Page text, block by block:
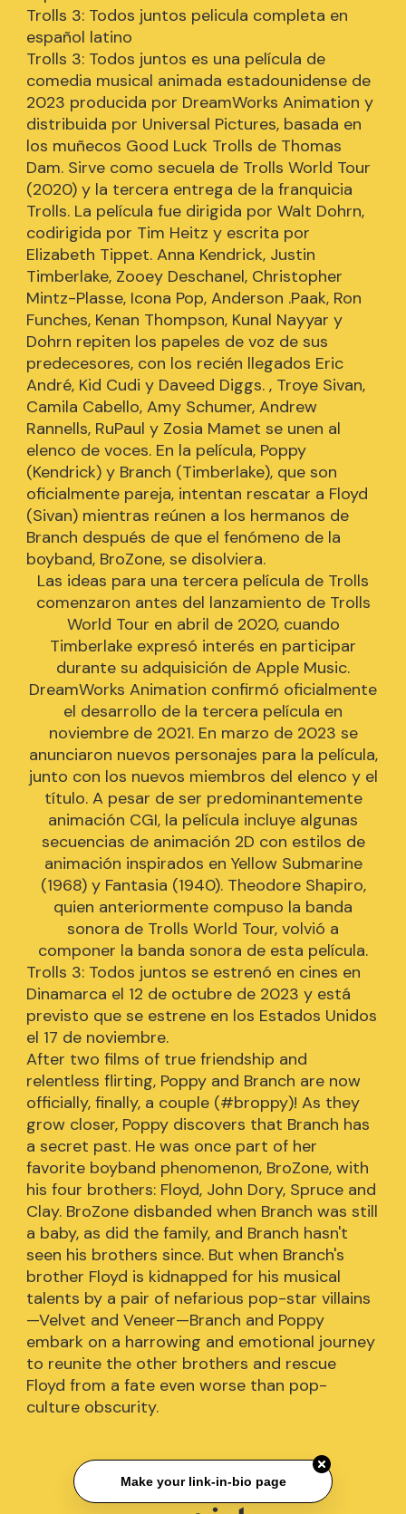
Trolls 3: Todos juntos pelicula completa en
español latino
Trolls 3: Todos juntos es una película de
comedia musical animada estadounidense de
2023 producida por DreamWorks Animation y
distribuida por Universal Pictures, basada en
los muñecos Good Luck Trolls de Thomas
Dam. Sirve como secuela de Trolls World Tour
(2020) y la tercera entrega de la franquicia
Trolls. La película fue dirigida por Walt Dohrn,
codirigida por Tim Heitz y escrita por
Elizabeth Tippet. Anna Kendrick, Justin
Timberlake, Zooey Deschanel, Christopher
Mintz-Plasse, Icona Pop, Anderson .Paak, Ron
Funches, Kenan Thompson, Kunal Nayyar y
Dohrn repiten los papeles de voz de sus
predecesores, con los recién llegados Eric
André, Kid Cudi y Daveed Diggs. , Troye Sivan,
Camila Cabello, Amy Schumer, Andrew
Rannells, RuPaul y Zosia Mamet se unen al
elenco de voces. En la película, Poppy
(Kendrick) y Branch (Timberlake), que son
oficialmente pareja, intentan rescatar a Floyd
(Sivan) mientras reúnen a los hermanos de
Branch después de que el fenómeno de la
boyband, BroZone, se disolviera.
Las ideas para una tercera película de Trolls
comenzaron antes del lanzamiento de Trolls
World Tour en abril de 2020, cuando
Timberlake expresó interés en participar
durante su adquisición de Apple Music.
DreamWorks Animation confirmó oficialmente
el desarrollo de la tercera película en
noviembre de 2021. En marzo de 2023 se
anunciaron nuevos personajes para la película,
junto con los nuevos miembros del elenco y el
título. A pesar de ser predominantemente
animación CGI, la película incluye algunas
secuencias de animación 2D con estilos de
animación inspirados en Yellow Submarine
(1968) y Fantasia (1940). Theodore Shapiro,
quien anteriormente compuso la banda
sonora de Trolls World Tour, volvió a
componer la banda sonora de esta película.
Trolls 3: Todos juntos se estrenó en cines en
Dinamarca el 12 de octubre de 2023 y está
previsto que se estrene en los Estados Unidos
el 17 de noviembre.
After two films of true friendship and
relentless flirting, Poppy and Branch are now
officially, finally, a couple (#broppy)! As they
grow closer, Poppy discovers that Branch has
a secret past. He was once part of her
favorite boyband phenomenon, BroZone, with
his four brothers: Floyd, John Dory, Spruce and
Clay. BroZone disbanded when Branch was still
a baby, as did the family, and Branch hasn't
seen his brothers since. But when Branch's
brother Floyd is kidnapped for his musical
talents by a pair of nefarious pop-star villains
—Velvet and Veneer—Branch and Poppy
embark on a harrowing and emotional journey
to reunite the other brothers and rescue
Floyd from a fate even worse than pop-
culture obscurity.
Make your link-in-bio page